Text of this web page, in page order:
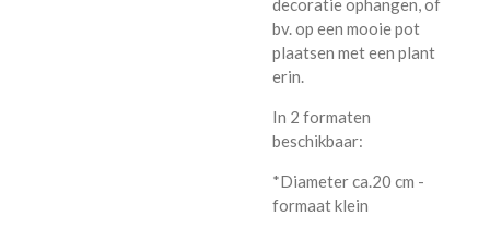
decoratie ophangen, of
bv. op een mooie pot
plaatsen met een plant
erin.
In 2 formaten
beschikbaar:
*Diameter ca.20 cm -
formaat klein